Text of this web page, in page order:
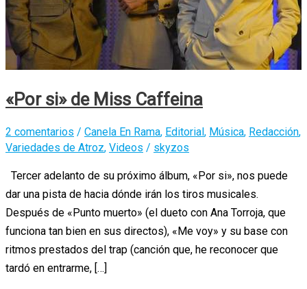
«Por si» de Miss Caffeina
2 comentarios / Canela En Rama, Editorial, Música, Redacción,
Variedades de Atroz, Videos / skyzos
Tercer adelanto de su próximo álbum, «Por si», nos puede
dar una pista de hacia dónde irán los tiros musicales.
Después de «Punto muerto» (el dueto con Ana Torroja, que
funciona tan bien en sus directos), «Me voy» y su base con
ritmos prestados del trap (canción que, he reconocer que
tardó en entrarme, […]